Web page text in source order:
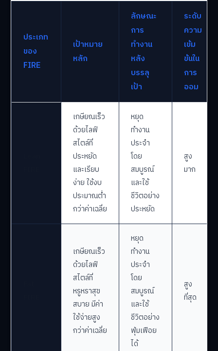
ประเภท
ของ
FIRE
เป้าหมาย
หลัก
ลักษณะ
การ
ทำงาน
หลัง
บรรลุ
เป้า
ระดับ
ความ
เข้ม
ข้นใน
การ
ออม
เกษียณเร็ว
ด้วยไลฟ์
สไตล์ที่
ประหยัด
และเรียบ
ง่าย ใช้งบ
ประมาณต่ำ
กว่าค่าเฉลี่ย
หยุด
ทำงาน
ประจำ
โดย
สมบูรณ์
และใช้
ชีวิตอย่าง
ประหยัด
สูง
มาก
เกษียณเร็ว
ด้วยไลฟ์
สไตล์ที่
หรูหราสุข
สบาย มีค่า
ใช้จ่ายสูง
กว่าค่าเฉลี่ย
หยุด
ทำงาน
ประจำ
โดย
สมบูรณ์
และใช้
ชีวิตอย่าง
ฟุ่มเฟือย
ได้
สูง
ที่สุด